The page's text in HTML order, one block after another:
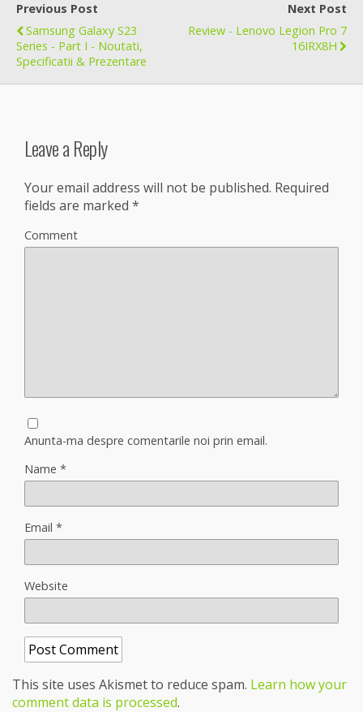
Previous Post
Samsung Galaxy S23
Series - Part I - Noutati,
Specificatii & Prezentare
Next Post
Review - Lenovo Legion Pro 7
16IRX8H
Leave a Reply
Your email address will not be published. Required
fields are marked *
Comment
Anunta-ma despre comentarile noi prin email.
Name *
Email *
Website
This site uses Akismet to reduce spam. Learn how your
comment data is processed.